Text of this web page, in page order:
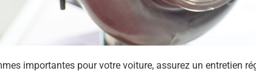
importantes pour votre voiture, assurez un entretien